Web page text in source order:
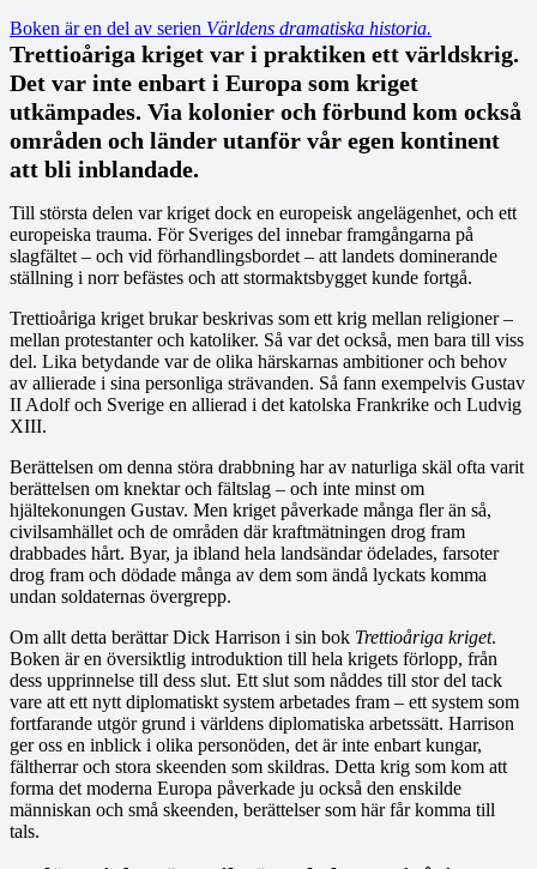
Boken är en del av serien Världens dramatiska historia.
Trettioåriga kriget var i praktiken ett världskrig.
Det var inte enbart i Europa som kriget
utkämpades. Via kolonier och förbund kom också
områden och länder utanför vår egen kontinent
att bli inblandade.
Till största delen var kriget dock en europeisk angelägenhet, och ett
europeiska trauma. För Sveriges del innebar framgångarna på
slagfältet – och vid förhandlingsbordet ­– att landets dominerande
ställning i norr befästes och att stormaktsbygget kunde fortgå.
Trettioåriga kriget brukar beskrivas som ett krig mellan religioner –
mellan protestanter och katoliker. Så var det också, men bara till viss
del. Lika betydande var de olika härskarnas ambitioner och behov
av allierade i sina personliga strävanden. Så fann exempelvis Gustav
II Adolf och Sverige en allierad i det katolska Frankrike och Ludvig
XIII.
Berättelsen om denna störa drabbning har av naturliga skäl ofta varit
berättelsen om knektar och fältslag – och inte minst om
hjältekonungen Gustav. Men kriget påverkade många fler än så,
civilsamhället och de områden där kraftmätningen drog fram
drabbades hårt. Byar, ja ibland hela landsändar ödelades, farsoter
drog fram och dödade många av dem som ändå lyckats komma
undan soldaternas övergrepp.
Om allt detta berättar Dick Harrison i sin bok Trettioåriga kriget.
Boken är en översiktlig introduktion till hela krigets förlopp, från
dess upprinnelse till dess slut. Ett slut som nåddes till stor del tack
vare att ett nytt diplomatiskt system arbetades fram – ett system som
fortfarande utgör grund i världens diplomatiska arbetssätt. Harrison
ger oss en inblick i olika personöden, det är inte enbart kungar,
fältherrar och stora skeenden som skildras. Detta krig som kom att
forma det moderna Europa påverkade ju också den enskilde
människan och små skeenden, berättelser som här får komma till
tals.